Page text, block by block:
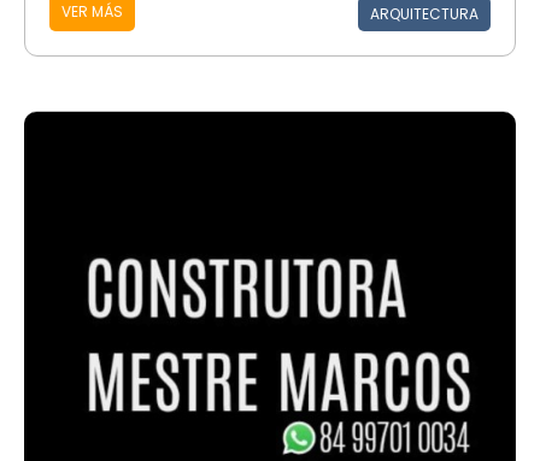
VER MÁS ARQUITECTURA